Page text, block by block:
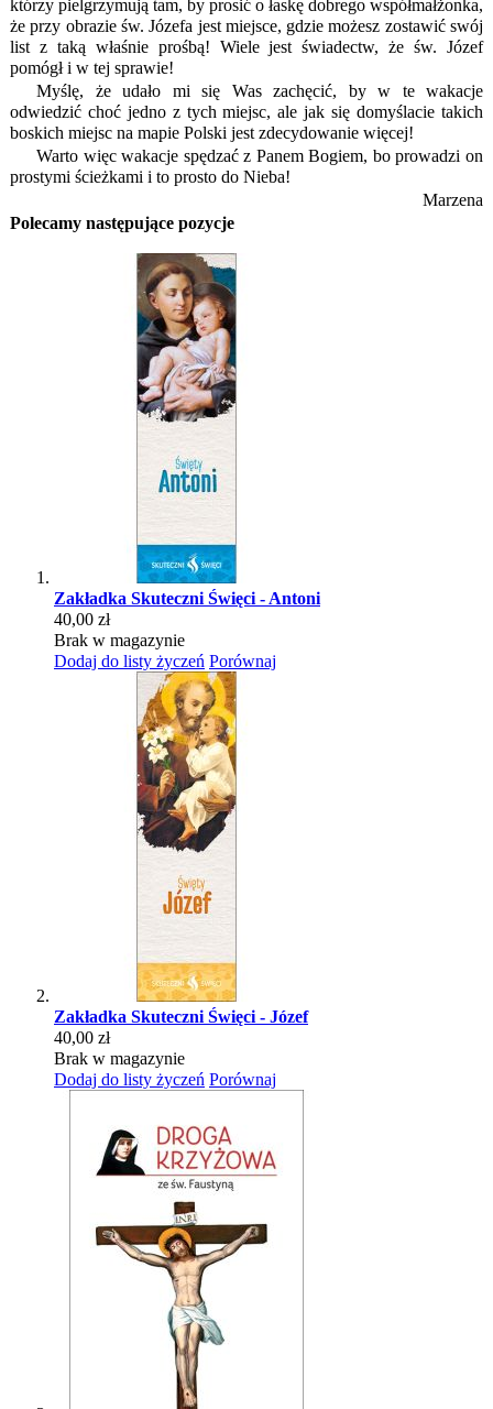
którzy pielgrzymują tam, by prosić o łaskę dobrego współmałżonka,
że przy obrazie św. Józefa jest miejsce, gdzie możesz zostawić swój
list z taką właśnie prośbą! Wiele jest świadectw, że św. Józef
pomógł i w tej sprawie!
Myślę, że udało mi się Was zachęcić, by w te wakacje
odwiedzić choć jedno z tych miejsc, ale jak się domyślacie takich
boskich miejsc na mapie Polski jest zdecydowanie więcej!
Warto więc wakacje spędzać z Panem Bogiem, bo prowadzi on
prostymi ścieżkami i to prosto do Nieba!
Marzena
Polecamy następujące pozycje
Zakładka Skuteczni Święci - Antoni
40,00 zł
Brak w magazynie
Dodaj do listy życzeń Porównaj
Zakładka Skuteczni Święci - Józef
40,00 zł
Brak w magazynie
Dodaj do listy życzeń Porównaj